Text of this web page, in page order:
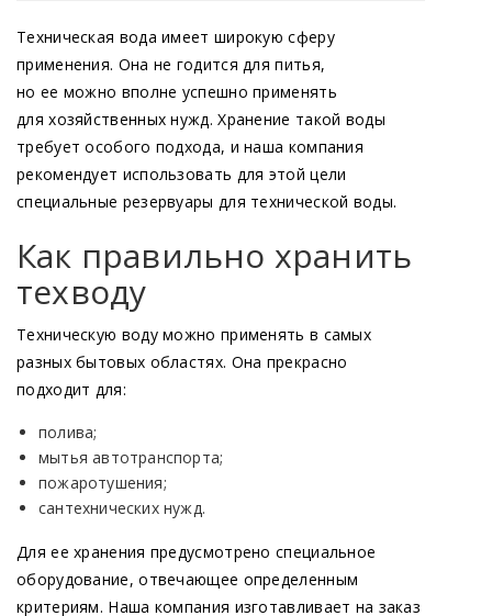
Техническая вода имеет широкую сферу
применения. Она не годится для питья,
но ее можно вполне успешно применять
для хозяйственных нужд. Хранение такой воды
требует особого подхода, и наша компания
рекомендует использовать для этой цели
специальные резервуары для технической воды.
Как правильно хранить
техводу
Техническую воду можно применять в самых
разных бытовых областях. Она прекрасно
подходит для:
полива;
мытья автотранспорта;
пожаротушения;
сантехнических нужд.
Для ее хранения предусмотрено специальное
оборудование, отвечающее определенным
критериям. Наша компания изготавливает на заказ